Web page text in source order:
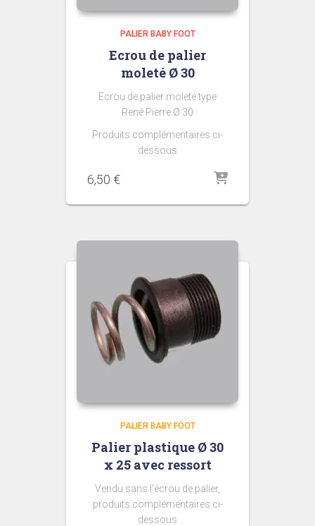
PALIER BABY FOOT
Ecrou de palier
moleté Ø 30
Ecrou de palier moleté type
René Pierre Ø 30
Produits complémentaires ci-
dessous
6,50 €
PALIER BABY FOOT
Palier plastique Ø 30
x 25 avec ressort
Vendu sans l’écrou de palier,
produits complémentaires ci-
dessous